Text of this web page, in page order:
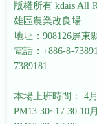
版權所有 kdais All
雄區農業改良場
地址：908126屏東
電話：+886-8-
7389181
本場上班時間： 4
PM13:30~17:30 10